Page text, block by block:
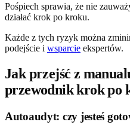
Pośpiech sprawia, że nie
działać krok po kroku.
Każde z tych ryzyk można
podejście i wsparcie ekspertów.
Jak przejść z
przewodnik krok po
Autoaudyt: czy jesteś